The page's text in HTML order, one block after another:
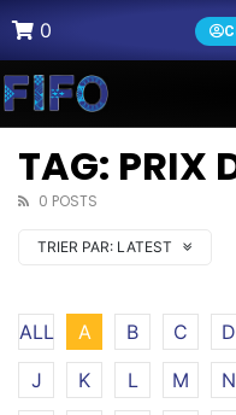
0
TAG: PRIX
0 POSTS
TRIER PAR: LATEST
ALL A B C D
J
K L M N